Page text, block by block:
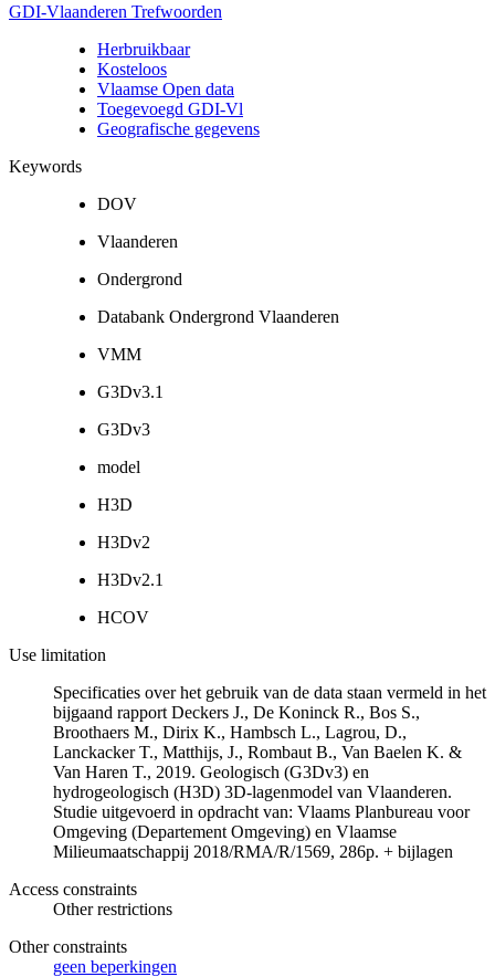
GDI-Vlaanderen Trefwoorden
Herbruikbaar
Kosteloos
Vlaamse Open data
Toegevoegd GDI-Vl
Geografische gegevens
Keywords
DOV
Vlaanderen
Ondergrond
Databank Ondergrond Vlaanderen
VMM
G3Dv3.1
G3Dv3
model
H3D
H3Dv2
H3Dv2.1
HCOV
Use limitation
Specificaties over het gebruik van de data staan vermeld in het
bijgaand rapport Deckers J., De Koninck R., Bos S.,
Broothaers M., Dirix K., Hambsch L., Lagrou, D.,
Lanckacker T., Matthijs, J., Rombaut B., Van Baelen K. &
Van Haren T., 2019. Geologisch (G3Dv3) en
hydrogeologisch (H3D) 3D-lagenmodel van Vlaanderen.
Studie uitgevoerd in opdracht van: Vlaams Planbureau voor
Omgeving (Departement Omgeving) en Vlaamse
Milieumaatschappij 2018/RMA/R/1569, 286p. + bijlagen
Access constraints
Other restrictions
Other constraints
geen beperkingen